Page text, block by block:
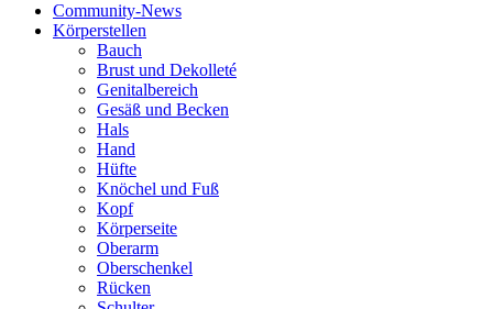
Community-News
Körperstellen
Bauch
Brust und Dekolleté
Genitalbereich
Gesäß und Becken
Hals
Hand
Hüfte
Knöchel und Fuß
Kopf
Körperseite
Oberarm
Oberschenkel
Rücken